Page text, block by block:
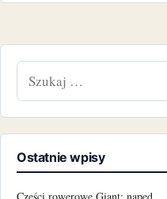
Ostatnie wpisy